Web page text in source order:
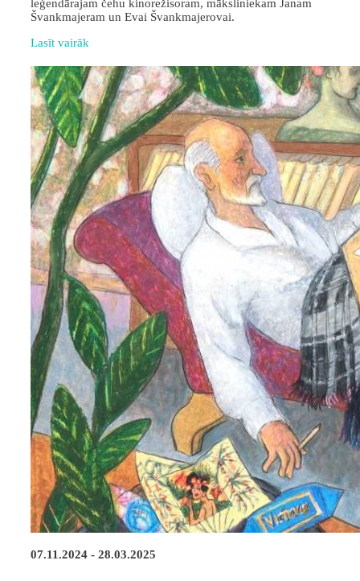
leģendārajam čehu kinorežisoram, māksliniekam Janam
Švankmajeram un Evai Švankmajerovai.
Lasīt vairāk
07.11.2024 - 28.03.2025